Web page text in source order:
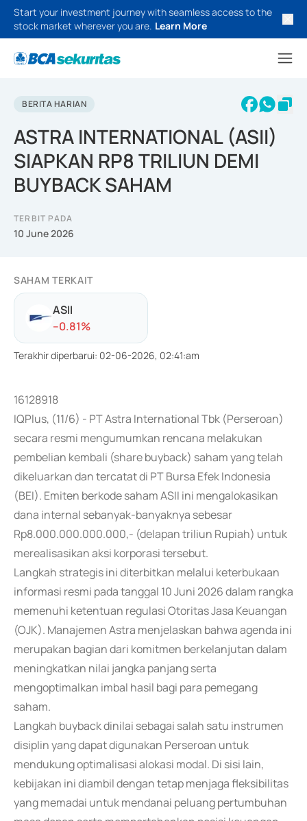
Start your investment journey with seamless access to the
stock market wherever you are. Learn More
BERITA HARIAN
ASTRA INTERNATIONAL (ASII)
SIAPKAN RP8 TRILIUN DEMI
BUYBACK SAHAM
TERBIT PADA
10 June 2026
SAHAM TERKAIT
ASII
--0.81%
Terakhir diperbarui: 02-06-2026, 02:41:am
16128918
IQPlus, (11/6) - PT Astra International Tbk (Perseroan)
secara resmi mengumumkan rencana melakukan
pembelian kembali (share buyback) saham yang telah
dikeluarkan dan tercatat di PT Bursa Efek Indonesia
(BEI). Emiten berkode saham ASII ini mengalokasikan
dana internal sebanyak-banyaknya sebesar
Rp8.000.000.000.000,- (delapan triliun Rupiah) untuk
merealisasikan aksi korporasi tersebut.
Langkah strategis ini diterbitkan melalui keterbukaan
informasi resmi pada tanggal 10 Juni 2026 dalam rangka
memenuhi ketentuan regulasi Otoritas Jasa Keuangan
(OJK). Manajemen Astra menjelaskan bahwa agenda ini
merupakan bagian dari komitmen berkelanjutan dalam
meningkatkan nilai jangka panjang serta
mengoptimalkan imbal hasil bagi para pemegang
saham.
Langkah buyback dinilai sebagai salah satu instrumen
disiplin yang dapat digunakan Perseroan untuk
mendukung optimalisasi alokasi modal. Di sisi lain,
kebijakan ini diambil dengan tetap menjaga fleksibilitas
yang memadai untuk mendanai peluang pertumbuhan